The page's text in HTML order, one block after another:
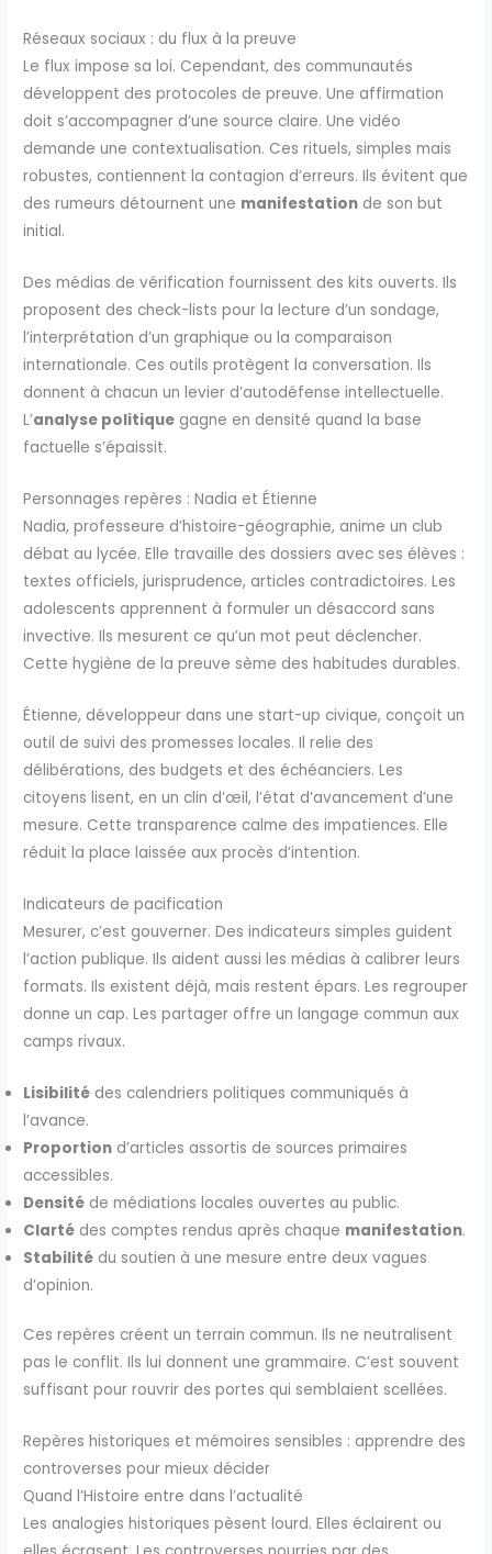
Réseaux sociaux : du flux à la preuve
Le flux impose sa loi. Cependant, des communautés
développent des protocoles de preuve. Une affirmation
doit s’accompagner d’une source claire. Une vidéo
demande une contextualisation. Ces rituels, simples mais
robustes, contiennent la contagion d’erreurs. Ils évitent que
des rumeurs détournent une manifestation de son but
initial.
Des médias de vérification fournissent des kits ouverts. Ils
proposent des check-lists pour la lecture d’un sondage,
l’interprétation d’un graphique ou la comparaison
internationale. Ces outils protègent la conversation. Ils
donnent à chacun un levier d’autodéfense intellectuelle.
L’analyse politique gagne en densité quand la base
factuelle s’épaissit.
Personnages repères : Nadia et Étienne
Nadia, professeure d’histoire-géographie, anime un club
débat au lycée. Elle travaille des dossiers avec ses élèves :
textes officiels, jurisprudence, articles contradictoires. Les
adolescents apprennent à formuler un désaccord sans
invective. Ils mesurent ce qu’un mot peut déclencher.
Cette hygiène de la preuve sème des habitudes durables.
Étienne, développeur dans une start-up civique, conçoit un
outil de suivi des promesses locales. Il relie des
délibérations, des budgets et des échéanciers. Les
citoyens lisent, en un clin d’œil, l’état d’avancement d’une
mesure. Cette transparence calme des impatiences. Elle
réduit la place laissée aux procès d’intention.
Indicateurs de pacification
Mesurer, c’est gouverner. Des indicateurs simples guident
l’action publique. Ils aident aussi les médias à calibrer leurs
formats. Ils existent déjà, mais restent épars. Les regrouper
donne un cap. Les partager offre un langage commun aux
camps rivaux.
Lisibilité des calendriers politiques communiqués à
l’avance.
Proportion d’articles assortis de sources primaires
accessibles.
Densité de médiations locales ouvertes au public.
Clarté des comptes rendus après chaque manifestation.
Stabilité du soutien à une mesure entre deux vagues
d’opinion.
Ces repères créent un terrain commun. Ils ne neutralisent
pas le conflit. Ils lui donnent une grammaire. C’est souvent
suffisant pour rouvrir des portes qui semblaient scellées.
Repères historiques et mémoires sensibles : apprendre des
controverses pour mieux décider
Quand l’Histoire entre dans l’actualité
Les analogies historiques pèsent lourd. Elles éclairent ou